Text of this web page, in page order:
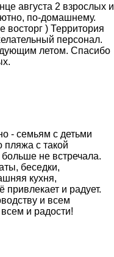
августа 2 взрослых и
по-домашнему.
восторг ) Территория
персонал.
летом. Спасибо
- семьям с детьми
с такой
не встречала.
беседки,
кухня,
и радует.
и всем
и радости!